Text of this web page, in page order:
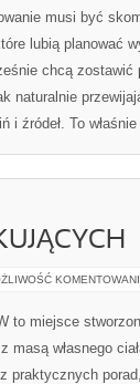
musi być
lubią planować
chcą zostawić
naturalnie
i źródeł. To
to miejsce
masą własnego
praktycznych